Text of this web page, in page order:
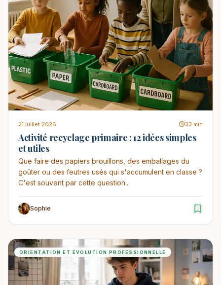
21 juillet 2026 33 min
Activité recyclage primaire : 12 idées simples
et utiles
Que faire des papiers brouillons, des emballages du
goûter ou des feutres usés qui s'accumulent en classe ?
C'est souvent par cette question...
Sophie
ORIENTATION ET ÉVOLUTION PROFESSIONNELLE